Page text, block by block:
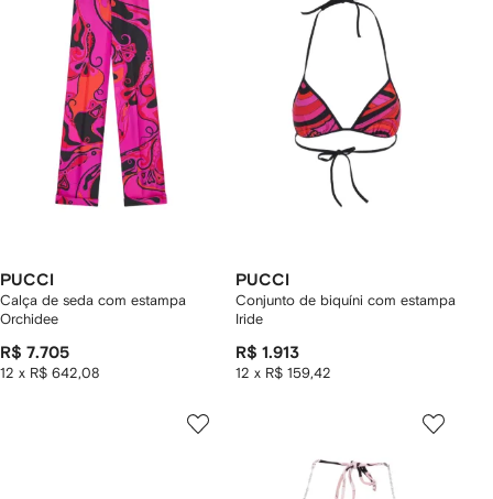
PUCCI
Calça de seda com estampa
Orchidee
R$ 7.705
12 x R$ 642,08
PUCCI
Conjunto de biquíni com estampa
Iride
R$ 1.913
12 x R$ 159,42